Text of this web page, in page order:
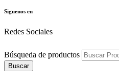
Siguenos en
Redes Sociales
Búsqueda de productos
Buscar